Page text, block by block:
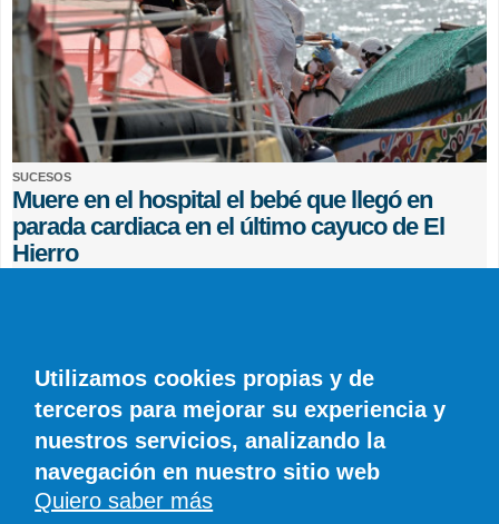
SUCESOS
Muere en el hospital el bebé que llegó en
parada cardiaca en el último cayuco de El
Hierro
© SIROCO INFORMACIÓN SL | Tel. 828 081 655 | Móvil y WhatsApp 606 845
886 |info@diariodelanzarote.com
Utilizamos cookies propias y de
terceros para mejorar su experiencia y
nuestros servicios, analizando la
navegación en nuestro sitio web
Quiero saber más